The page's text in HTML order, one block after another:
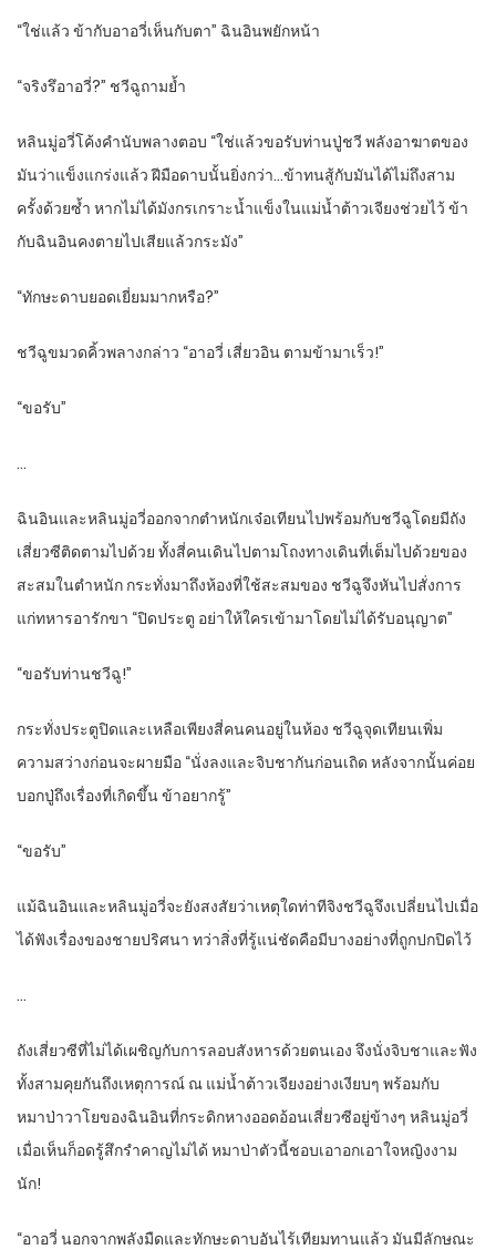
“ใช่แล้ว ข้ากับอาอวี่เห็นกับตา” ฉินอินพยักหน้า
“จริงรึอาอวี่?” ชวีฉูถามย้ำ
หลินมู่อวี่โค้งคำนับพลางตอบ “ใช่แล้วขอรับท่านปู่ชวี พลังอาฆาตของ
มันว่าแข็งแกร่งแล้ว ฝีมือดาบนั้นยิ่งกว่า…ข้าทนสู้กับมันได้ไม่ถึงสาม
ครั้งด้วยซ้ำ หากไม่ได้มังกรเกราะน้ำแข็งในแม่น้ำต้าวเจียงช่วยไว้ ข้า
กับฉินอินคงตายไปเสียแล้วกระมัง”
“ทักษะดาบยอดเยี่ยมมากหรือ?”
ชวีฉูขมวดคิ้วพลางกล่าว “อาอวี่ เสี่ยวอิน ตามข้ามาเร็ว!”
“ขอรับ”
…
ฉินอินและหลินมู่อวี่ออกจากตำหนักเจ๋อเทียนไปพร้อมกับชวีฉูโดยมีถัง
เสี่ยวซีติดตามไปด้วย ทั้งสี่คนเดินไปตามโถงทางเดินที่เต็มไปด้วยของ
สะสมในตำหนัก กระทั่งมาถึงห้องที่ใช้สะสมของ ชวีฉูจึงหันไปสั่งการ
แก่ทหารอารักขา “ปิดประตู อย่าให้ใครเข้ามาโดยไม่ได้รับอนุญาต”
“ขอรับท่านชวีฉู!”
กระทั่งประตูปิดและเหลือเพียงสี่คนคนอยู่ในห้อง ชวีฉูจุดเทียนเพิ่ม
ความสว่างก่อนจะผายมือ “นั่งลงและจิบชากันก่อนเถิด หลังจากนั้นค่อย
บอกปู่ถึงเรื่องที่เกิดขึ้น ข้าอยากรู้”
“ขอรับ”
แม้ฉินอินและหลินมู่อวี่จะยังสงสัยว่าเหตุใดท่าทีจิงชวีฉูจึงเปลี่ยนไปเมื่อ
ได้ฟังเรื่องของชายปริศนา ทว่าสิ่งที่รู้แน่ชัดคือมีบางอย่างที่ถูกปกปิดไว้
…
ถังเสี่ยวซีที่ไม่ได้เผชิญกับการลอบสังหารด้วยตนเอง จึงนั่งจิบชาและฟัง
ทั้งสามคุยกันถึงเหตุการณ์ ณ แม่น้ำต้าวเจียงอย่างเงียบๆ พร้อมกับ
หมาป่าวาโยของฉินอินที่กระดิกหางออดอ้อนเสี่ยวซีอยู่ข้างๆ หลินมู่อวี่
เมื่อเห็นก็อดรู้สึกรำคาญไม่ได้ หมาป่าตัวนี้ชอบเอาอกเอาใจหญิงงาม
นัก!
“อาอวี่ นอกจากพลังมืดและทักษะดาบอันไร้เทียมทานแล้ว มันมีลักษณะ